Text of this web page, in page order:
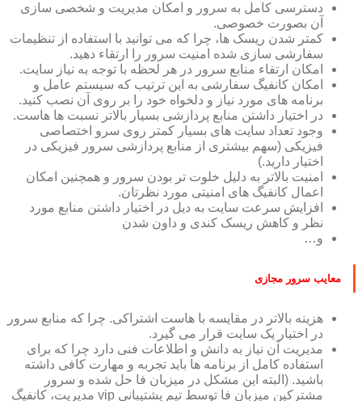
دسترسی کامل به سرور و امکان مدیریت و شخصی سازی
آن بصورت خصوصی.
کمتر شدن ریسک ها، چرا که می توانید با استفاده از تنظیمات
سفارشی سازی شده امنیت سرور را ارتقاء دهید.
امکان ارتقاء منابع سرور در هر لحظه با توجه به نیاز سایت.
امکان کانفیگ سفارشی به این ترتیب که سیستم عامل و
برنامه های مورد نیاز و دلخواه خود را بر روی آن نصب کنید.
در اختیار داشتن منابع پردازشی بسیار بالاتر نسبت ها هاست.
وجود تعداد سایت های بسیار کمتر روی سرو اختصاصی
فیزیکی (سهم بیشتری از منابع پردازشی سرور فیزیکی در
اختیار دارید.)
امنیت بالاتر به دلیل خلوت تر بودن سرور و همچنین امکان
اعمال کانفیگ های امنیتی مورد نظرتان.
افزایش سرعت سایت به دیل در اختیار داشتن منابع مورد
نظر و کاهش ریسک کندی و داون شدن
و…
معایب سرور مجازی
هزینه بالاتر در مقایسه با هاست اشتراکی. چرا که منابع سرور
در اختیار یک سایت قرار می گیرد.
مدیریت آن نیاز به دانش و اطلاعات فنی دارد چرا که برای
استفاده کامل از برنامه ها باید تجربه و مهارت کافی داشته
باشید. (البته این مشکل در میزبان فا حل شده و سرور
مشترکین میزبان فا توسط تیم پشتیبانی vip مدیریت، کانفیگ